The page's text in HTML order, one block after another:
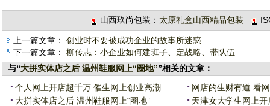
山西玖尚包装： 太原礼盒山西精品包装
上一篇文章： 创业时不要被成功企业的故事所迷惑
下一篇文章： 柳传志：小企业如何建班子、定战略、带队伍
与“大拼实体店之后 温州鞋服网上“圈地””相关的文章：
个人网上开店超千万 催生网上创业高潮
网店的生财有道 看
大拼实体店之后 温州鞋服网上“圈地”
天津女大学生网上